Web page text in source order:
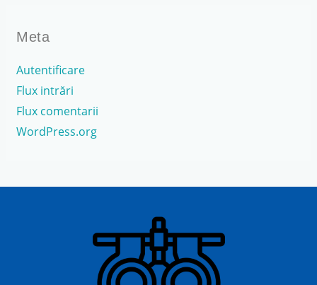
Meta
Autentificare
Flux intrări
Flux comentarii
WordPress.org